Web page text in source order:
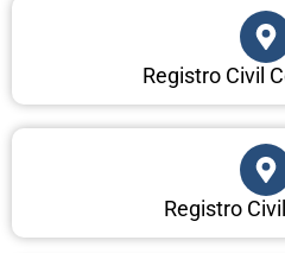
Registro Civil
Registro